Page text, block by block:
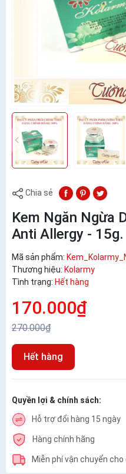
Chia sẻ
Kem Ngăn Ngừa
Anti Allergy - 15g.
Mã sản phẩm:
Thương hiệu: Kolarmy
Tình trạng: Hết hàng
170.000₫
270.000₫
Hết hàng
Quyền lợi & chính sách:
Hỗ trợ đổi hàng 15 ngày
Hàng chính hãng
Miễn phí vận chuyển